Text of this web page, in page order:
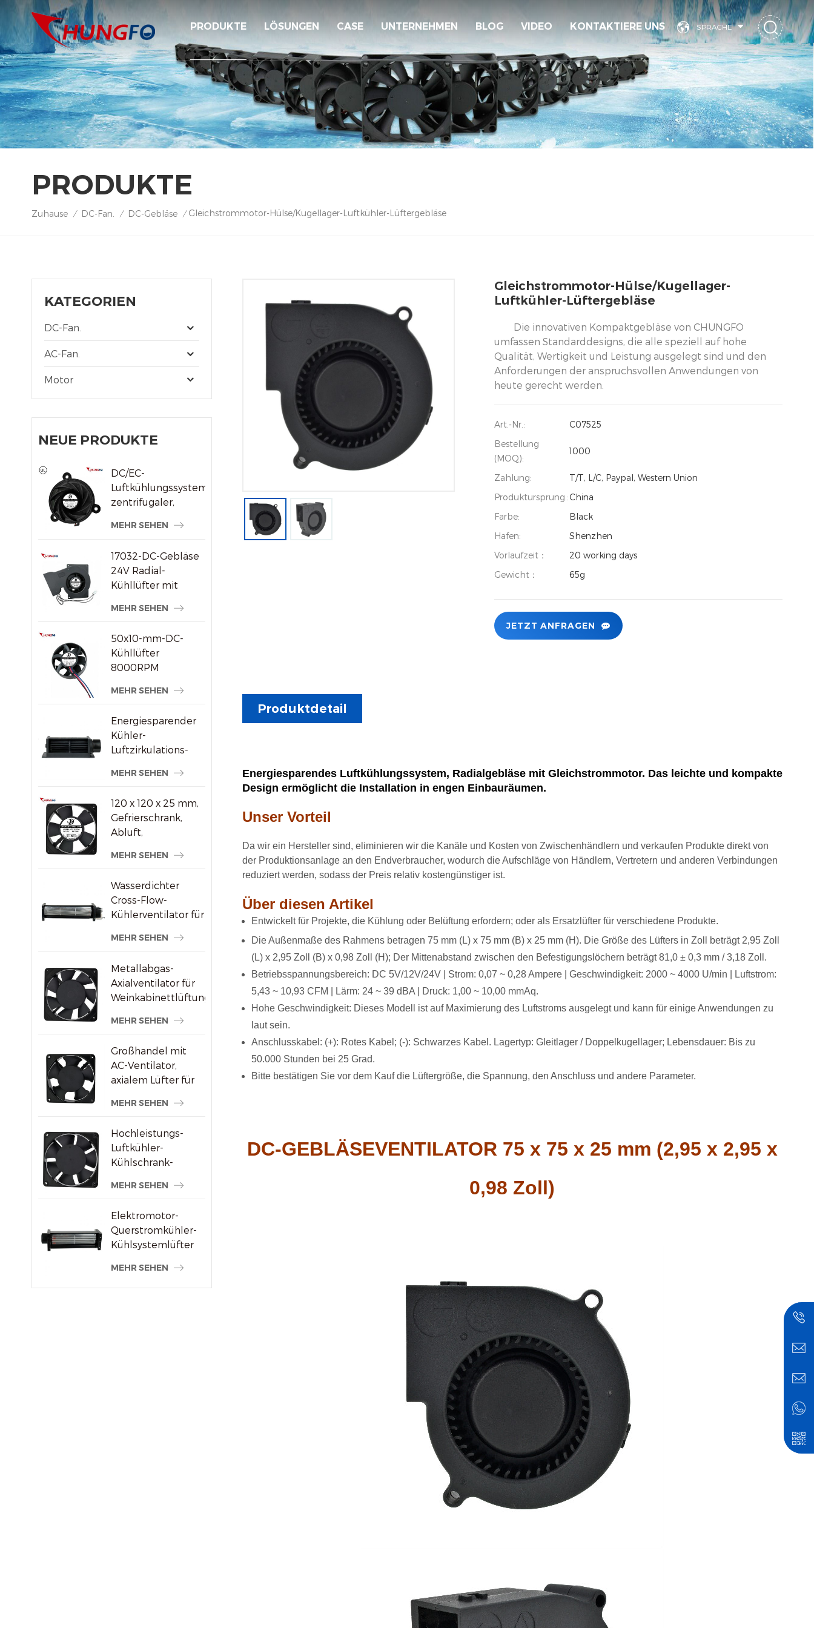
SPRACHE
PRODUKTE LÖSUNGEN CASE UNTERNEHMEN BLOG VIDEO KONTAKTIERE UNS
PRODUKTE
Zuhause / DC-Fan. / DC-Gebläse / Gleichstrommotor-Hülse/Kugellager-Luftkühler-Lüftergebläse
KATEGORIEN
DC-Fan.
AC-Fan.
Motor
NEUE PRODUKTE
DC/EC-
Luftkühlungssystem,
zentrifugaler,
Kühlerlüfter
MEHR SEHEN
17032-DC-Gebläse
24V Radial-
Kühllüfter mit
Druck
MEHR SEHEN
50x10-mm-DC-
Kühllüfter
8000RPM
Bürstenloser
kleine
elektronische
Geräte
MEHR SEHEN
Energiesparender
Kühler-
Luftzirkulations-
aus Kunststoff
MEHR SEHEN
120 x 120 x 25 mm,
Gefrierschrank,
Abluft,
Axialventilator
MEHR SEHEN
Wasserdichter
Cross-Flow-
Kühlerventilator für
MEHR SEHEN
Metallabgas-
Axialventilator für
Weinkabinettlüftung
MEHR SEHEN
Großhandel mit
AC-Ventilator,
axialem Lüfter für
MEHR SEHEN
Hochleistungs-
Luftkühler-
Kühlschrank-
x 120 x 38 mm
MEHR SEHEN
Elektromotor-
Querstromkühler-
Kühlsystemlüfter
MEHR SEHEN
Gleichstrommotor-Hülse/Kugellager-
Luftkühler-Lüftergebläse
Die innovativen Kompaktgebläse von CHUNGFO
umfassen Standarddesigns, die alle speziell auf hohe
Qualität, Wertigkeit und Leistung ausgelegt sind und den
Anforderungen der anspruchsvollen Anwendungen von
heute gerecht werden.
Art.-Nr.:
C07525
Bestellung
(MOQ):
1000
Zahlung:
T/T, L/C, Paypal, Western Union
Produktursprung.:China
Farbe:
Black
Hafen:
Shenzhen
Vorlaufzeit：
20 working days
Gewicht：
65g
JETZT ANFRAGEN
Produktdetail
Energiesparendes Luftkühlungssystem, Radialgebläse mit Gleichstrommotor. Das leichte und kompakte
Design ermöglicht die Installation in engen Einbauräumen.
Unser Vorteil
Da wir ein Hersteller sind, eliminieren wir die Kanäle und Kosten von Zwischenhändlern und verkaufen Produkte direkt von
der Produktionsanlage an den Endverbraucher, wodurch die Aufschläge von Händlern, Vertretern und anderen Verbindungen
reduziert werden, sodass der Preis relativ kostengünstiger ist.
Über diesen Artikel
Entwickelt für Projekte, die Kühlung oder Belüftung erfordern; oder als Ersatzlüfter für verschiedene Produkte.
Die Außenmaße des Rahmens betragen 75 mm (L) x 75 mm (B) x 25 mm (H). Die Größe des Lüfters in Zoll beträgt 2,95 Zoll
(L) x 2,95 Zoll (B) x 0,98 Zoll (H); Der Mittenabstand zwischen den Befestigungslöchern beträgt 81,0 ± 0,3 mm / 3,18 Zoll.
Betriebsspannungsbereich: DC 5V/12V/24V | Strom: 0,07 ~ 0,28 Ampere | Geschwindigkeit: 2000 ~ 4000 U/min | Luftstrom:
5,43 ~ 10,93 CFM | Lärm: 24 ~ 39 dBA | Druck: 1,00 ~ 10,00 mmAq.
Hohe Geschwindigkeit: Dieses Modell ist auf Maximierung des Luftstroms ausgelegt und kann für einige Anwendungen zu
laut sein.
Anschlusskabel: (+): Rotes Kabel; (-): Schwarzes Kabel. Lagertyp: Gleitlager / Doppelkugellager; Lebensdauer: Bis zu
50.000 Stunden bei 25 Grad.
Bitte bestätigen Sie vor dem Kauf die Lüftergröße, die Spannung, den Anschluss und andere Parameter.
DC-GEBLÄSEVENTILATOR 75 x 75 x 25 mm (2,95 x 2,95 x
0,98 Zoll)